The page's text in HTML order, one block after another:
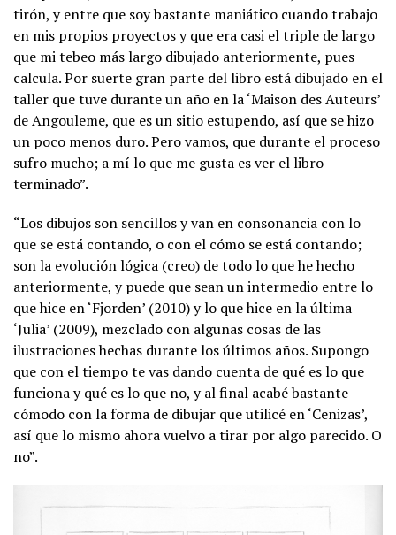
tirón, y entre que soy bastante maniático cuando trabajo
en mis propios proyectos y que era casi el triple de largo
que mi tebeo más largo dibujado anteriormente, pues
calcula. Por suerte gran parte del libro está dibujado en el
taller que tuve durante un año en la ‘Maison des Auteurs’
de Angouleme, que es un sitio estupendo, así que se hizo
un poco menos duro. Pero vamos, que durante el proceso
sufro mucho; a mí lo que me gusta es ver el libro
terminado”.
“Los dibujos son sencillos y van en consonancia con lo
que se está contando, o con el cómo se está contando;
son la evolución lógica (creo) de todo lo que he hecho
anteriormente, y puede que sean un intermedio entre lo
que hice en ‘Fjorden’ (2010) y lo que hice en la última
‘Julia’ (2009), mezclado con algunas cosas de las
ilustraciones hechas durante los últimos años. Supongo
que con el tiempo te vas dando cuenta de qué es lo que
funciona y qué es lo que no, y al final acabé bastante
cómodo con la forma de dibujar que utilicé en ‘Cenizas’,
así que lo mismo ahora vuelvo a tirar por algo parecido. O
no”.